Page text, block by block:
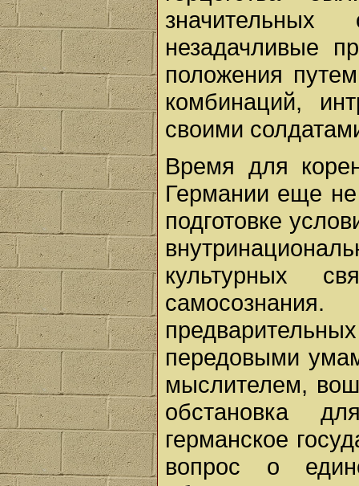
незадачливые
положения
комбинаций,
своими
Время для
Германии еще
подготовке
культурных
передовыми
мыслителем,
обстановка
германское
вопрос о